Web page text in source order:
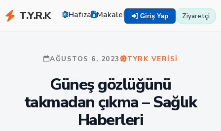
T.Y.R.K Hafıza Makaleler Zekayı Eğit TYRK
Giriş Yap Ziyaretçi
AĞUSTOS 6, 2023 TYRK VERISI
Güneş gözlüğünü
takmadan çıkma – Sağlık
Haberleri